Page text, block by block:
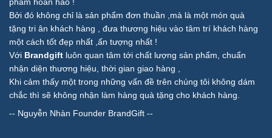
Bởi đó không chỉ là sản phẩm đơn thuần ,mà là một món quà
tặng tri ân khách hàng , đưa thương hiệu vào tâm trí khách hàng
một cách tốt đẹp nhất ,ấn tượng nhất !
Với Brandgift luôn quan tâm tới chất lượng sản phẩm, chuẩn
nhận diện thương hiệu, thời gian giao hàng ,
Khi cảm thấy một trong những vấn đề trên chúng tôi không dám
chắc thì sẽ không nhận làm hàng quà tặng cho khách hàng.
-- Nguyễn Nhàn Founder BrandGift --